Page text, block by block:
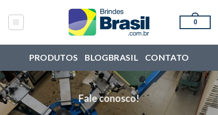
content
0
PRODUTOS BLOGBRASIL CONTATO
Fale conosco!